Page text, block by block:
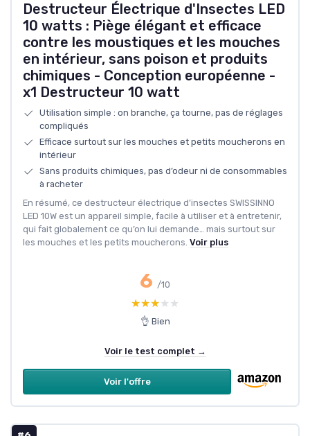
Destructeur Électrique d'Insectes LED
10 watts : Piège élégant et efficace
contre les moustiques et les mouches
en intérieur, sans poison et produits
chimiques - Conception européenne -
x1 Destructeur 10 watt
Utilisation simple : on branche, ça tourne, pas de réglages
compliqués
Efficace surtout sur les mouches et petits moucherons en
intérieur
Sans produits chimiques, pas d’odeur ni de consommables
à racheter
En résumé, ce destructeur électrique d’insectes SWISSINNO
LED 10W est un appareil simple, facile à utiliser et à entretenir,
qui fait globalement ce qu’on lui demande… mais surtout sur
les mouches et les petits moucherons. Voir plus
6 /10
★★★★★
★★★★★
👌 Bien
Voir le test complet →
Voir l'offre